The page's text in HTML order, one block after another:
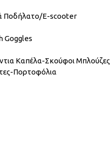
Ποδήλατο/E-scooter
Goggles
Καπέλα-Σκούφοι Μπλούζες
Πορτοφόλια